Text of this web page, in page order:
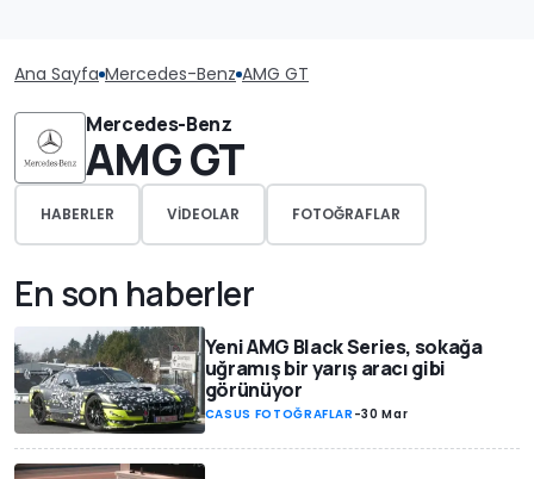
Ana Sayfa Mercedes-Benz AMG GT
Mercedes-Benz
AMG GT
HABERLER VIDEOLAR FOTOĞRAFLAR
En son haberler
Yeni AMG Black Series, sokağa
uğramış bir yarış aracı gibi
görünüyor
CASUS FOTOĞRAFLAR -30 Mar